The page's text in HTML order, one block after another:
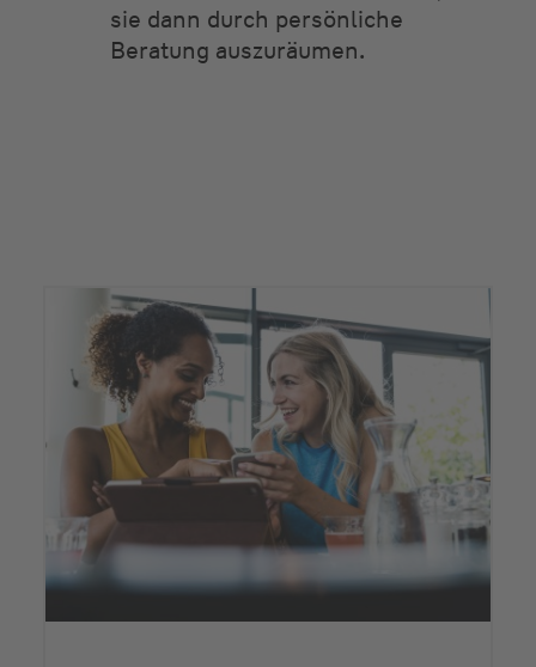
sie dann durch persönliche
Beratung auszuräumen.